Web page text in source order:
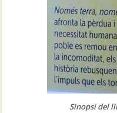
Sinopsi del